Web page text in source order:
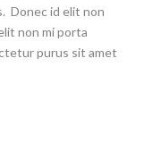
Donec id elit non
non mi porta
purus sit amet